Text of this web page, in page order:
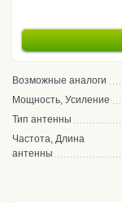
Возможные аналоги
Мощность, Усиление
Тип антенны
Частота, Длина
антенны